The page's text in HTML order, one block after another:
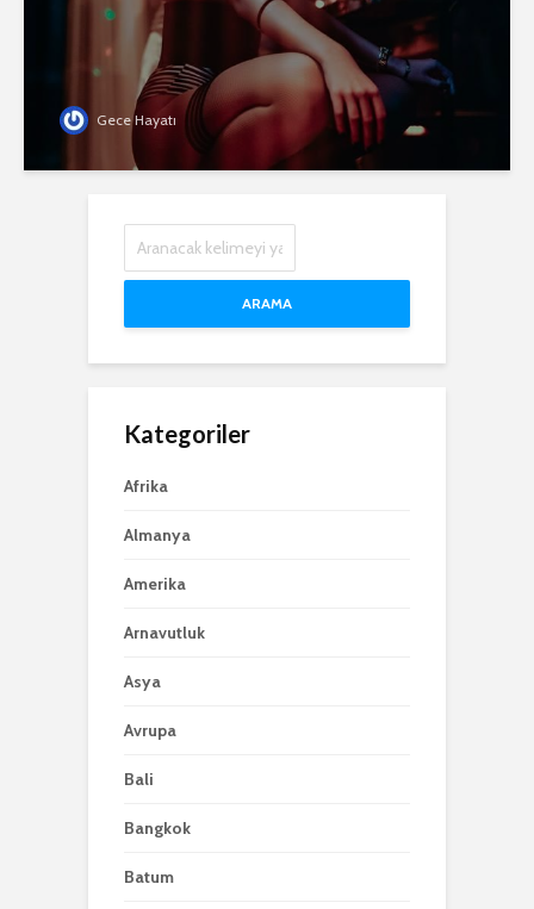
Gece Hayatı
ARAMA
Kategoriler
Afrika
Almanya
Amerika
Arnavutluk
Asya
Avrupa
Bali
Bangkok
Batum